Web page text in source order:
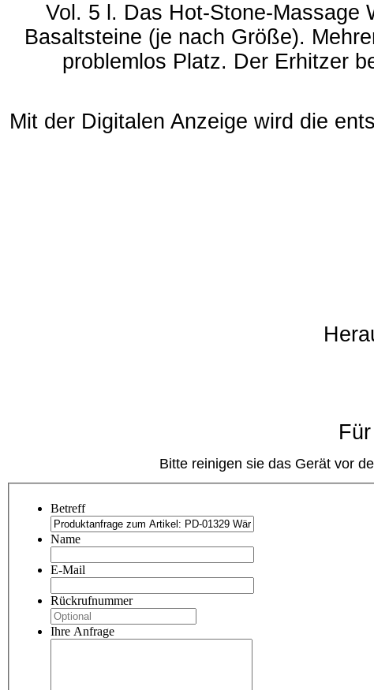
Vol. 5 l. Das Hot-Stone-Massage
Basaltsteine (je nach Größe).
problemlos Platz. Der Erhitzer
Mit der Digitalen Anzeige wird die
Für
Bitte reinigen sie das Gerät vor
Betreff
Name
E-Mail
Rückrufnummer
Ihre Anfrage